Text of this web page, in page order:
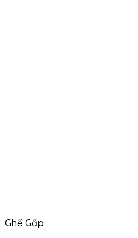
Ghế Gấp